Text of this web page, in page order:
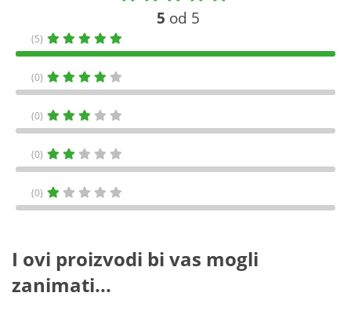
5 od 5
(5)
(0)
(0)
(0)
(0)
I ovi proizvodi bi vas mogli
zanimati...